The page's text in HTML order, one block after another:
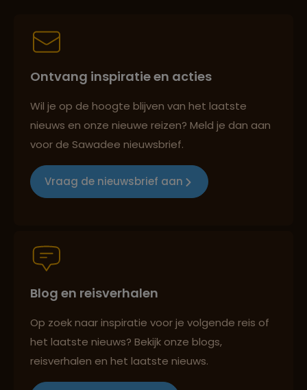
Best beoordeelde reisroutes
Groepsreizen mét indivuele vrijheid
Best beoordeelde reisroutes
Reizen met oog voor mens, cultuur en milieu
Ontvang inspiratie en acties
Wil je op de hoogte blijven van het laatste
nieuws en onze nieuwe reizen? Meld je dan aan
voor de Sawadee nieuwsbrief.
Vraag de nieuwsbrief aan
Blog en reisverhalen
Op zoek naar inspiratie voor je volgende reis of
het laatste nieuws? Bekijk onze blogs,
reisverhalen en het laatste nieuws.